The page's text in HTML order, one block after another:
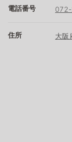
電話番号
住所 大阪